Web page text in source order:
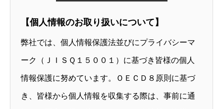
【個人情報のお取り扱いについて】
弊社では、個人情報保護法並びにプライバシーマ
ーク（ＪＩＳＱ１５００１）に基づき皆様の個人
情報保護に努めています。ＯＥＣＤ８原則に基づ
き、皆様から個人情報を収集する際は、事前に通